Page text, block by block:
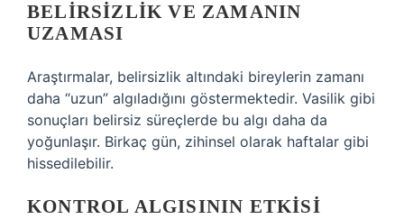
BELIRSIZLIK VE ZAMANIN
UZAMASI
Araştırmalar, belirsizlik altındaki bireylerin zamanı
daha “uzun” algıladığını göstermektedir. Vasilik gibi
sonuçları belirsiz süreçlerde bu algı daha da
yoğunlaşır. Birkaç gün, zihinsel olarak haftalar gibi
hissedilebilir.
KONTROL ALGISININ ETKISI